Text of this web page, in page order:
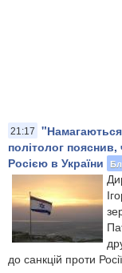
21:17
політолог
Росією в України
до санкцій проти